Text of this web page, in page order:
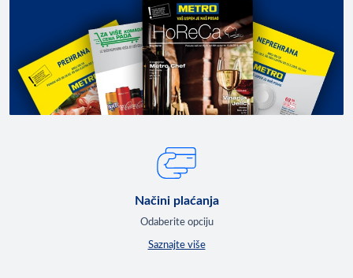
Načini plaćanja
Odaberite opciju
Saznajte više